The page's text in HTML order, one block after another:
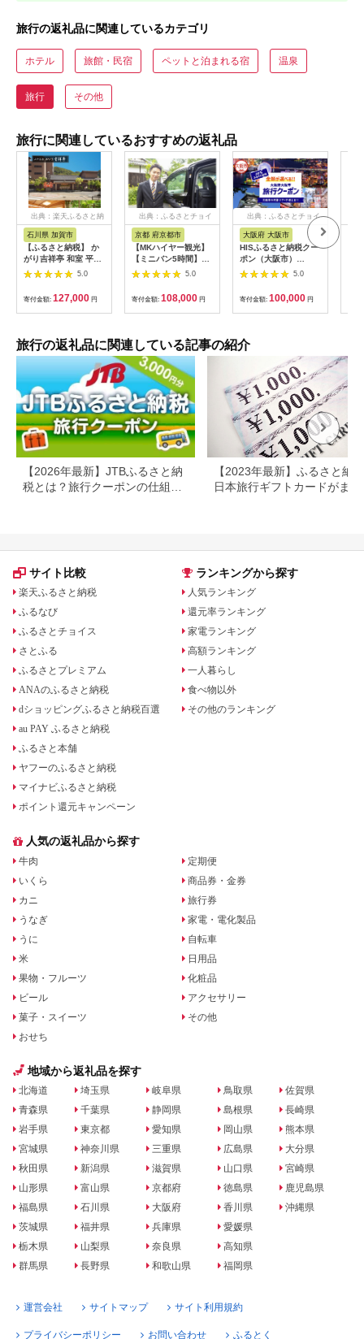
旅行の返礼品に関連しているカテゴリ
ホテル 旅館・民宿 ペットと泊まれる宿 温泉
旅行 その他
旅行に関連しているおすすめの返礼品
出典：楽天ふるさと納
石川県 加賀市
【ふるさと納税】 か
がり吉祥亭 和室 平日
限定 ペア宿泊券 1泊2
食付 2名 ペア 食事付
温泉 宿泊券 旅行 トラ
ベル 宿泊 宿泊施設 宿
レジャー F6P-0991
5.0
寄付金額: 127,000 円
出典：ふるさとチョイ
京都 府京都市
【MKハイヤー観光】
【ミニバン5時間】ド
ライバーとめぐるとっ
ておきの京都観光（3
／21-6／20・10／1-
11／30）
5.0
寄付金額: 108,000 円
出典：ふるさとチョイ
大阪府 大阪市
HISふるさと納税クー
ポン（大阪市）
30,000円分_OS039-
5.0
寄付金額: 100,000 円
旅行の返礼品に関連している記事の紹介
【2026年最新】JTBふるさと納
税とは？旅行クーポンの仕組
【2023年最新】ふるさと納
日本旅行ギフトカードがまだ
サイト比較
楽天ふるさと納税
ふるなび
ふるさとチョイス
さとふる
ふるさとプレミアム
ANAのふるさと納税
dショッピングふるさと納税百選
au PAY ふるさと納税
ふるさと本舗
ヤフーのふるさと納税
マイナビふるさと納税
ポイント還元キャンペーン
ランキングから探す
人気ランキング
還元率ランキング
家電ランキング
高額ランキング
一人暮らし
食べ物以外
その他のランキング
人気の返礼品から探す
牛肉
いくら
カニ
うなぎ
うに
米
果物・フルーツ
ビール
菓子・スイーツ
おせち
定期便
商品券・金券
旅行券
家電・電化製品
自転車
日用品
化粧品
アクセサリー
その他
地域から返礼品を探す
北海道
青森県
岩手県
宮城県
秋田県
山形県
福島県
茨城県
栃木県
群馬県
埼玉県
千葉県
東京都
神奈川県
新潟県
富山県
石川県
福井県
山梨県
長野県
岐阜県
静岡県
愛知県
三重県
滋賀県
京都府
大阪府
兵庫県
奈良県
和歌山県
鳥取県
島根県
岡山県
広島県
山口県
徳島県
香川県
愛媛県
高知県
福岡県
佐賀県
長崎県
熊本県
大分県
宮崎県
鹿児島県
沖縄県
運営会社 サイトマップ サイト利用規約
プライバシーポリシー お問い合わせ ふるとく